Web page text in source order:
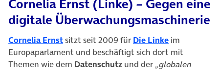
Cornelia Ernst (Linke) – Gegen eine
digitale Überwachungsmaschinerie
Cornelia Ernst(öffnet in neuem Tab)
sitzt seit 2009 für Die Linke(öffnet in
im
Europaparlament und beschäftigt sich dort mit
Themen wie dem Datenschutz und der „globalen